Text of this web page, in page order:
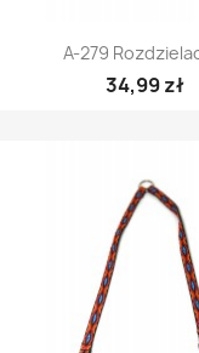
Szybki
A-279
34,99 zł